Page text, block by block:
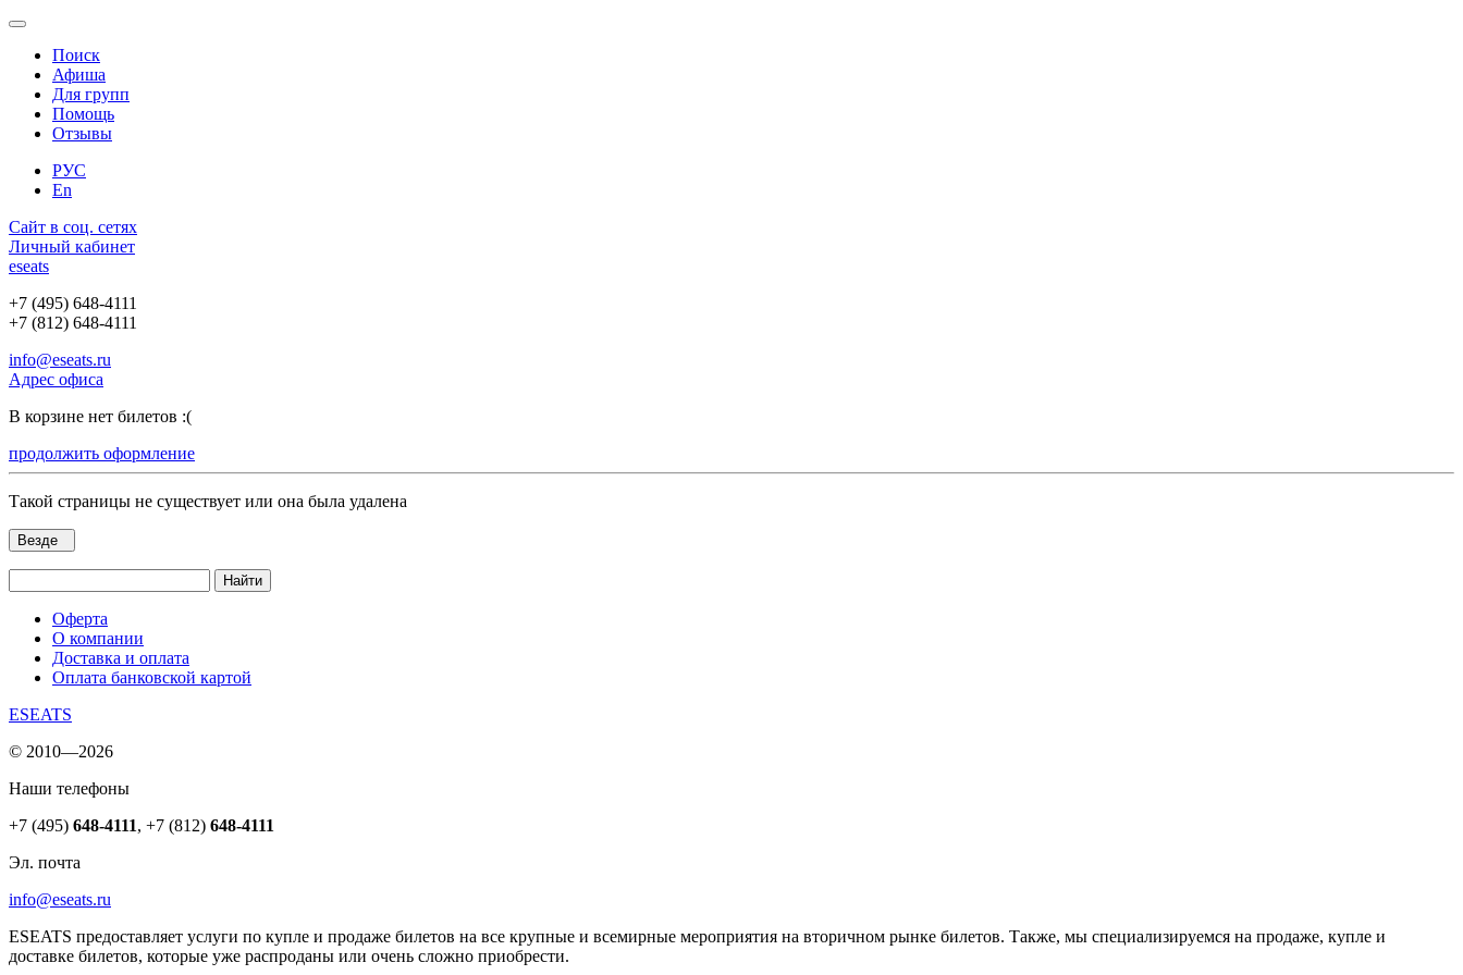
Поиск
Афиша
Для групп
Помощь
Отзывы
РУС
En
Сайт в соц. сетях
Личный кабинет
eseats
+7 (495) 648-4111
+7 (812) 648-4111
info@eseats.ru
Адрес офиса
В корзине нет билетов :(
продолжить оформление
Такой страницы не существует или она была удалена
Везде
Найти
Оферта
О компании
Доставка и оплата
Оплата банковской картой
ESEATS
© 2010—2026
Наши телефоны
+7 (495) 648-4111, +7 (812) 648-4111
Эл. почта
info@eseats.ru
ESEATS предоставляет услуги по купле и продаже билетов на все крупные и всемирные мероприятия на вторичном рынке билетов. Также, мы специализируемся на продаже, купле и
доставке билетов, которые уже распроданы или очень сложно приобрести.